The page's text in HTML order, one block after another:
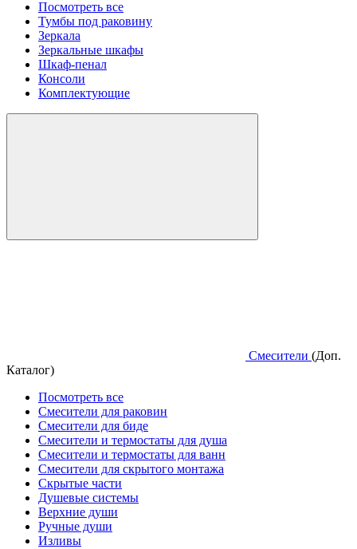
Посмотреть все
Тумбы под раковину
Зеркала
Зеркальные шкафы
Шкаф-пенал
Консоли
Комплектующие
Смесители (Доп.
Каталог)
Посмотреть все
Смесители для раковин
Смесители для биде
Смесители и термостаты для душа
Смесители и термостаты для ванн
Смесители для скрытого монтажа
Скрытые части
Душевые системы
Верхние души
Ручные души
Изливы